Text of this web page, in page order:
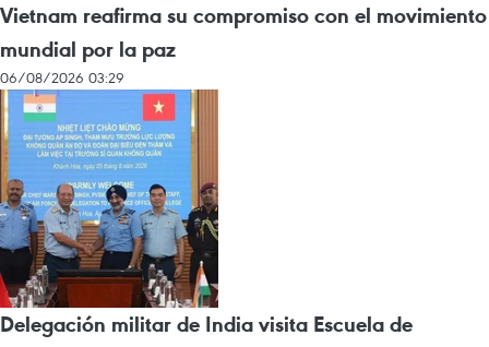
Vietnam reafirma su compromiso con el movimiento
mundial por la paz
06/08/2026 03:29
Delegación militar de India visita Escuela de